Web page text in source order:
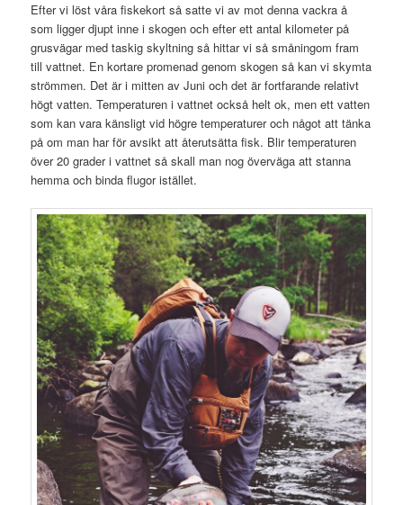
Efter vi löst våra fiskekort så satte vi av mot denna vackra å
som ligger djupt inne i skogen och efter ett antal kilometer på
grusvägar med taskig skyltning så hittar vi så småningom fram
till vattnet. En kortare promenad genom skogen så kan vi skymta
strömmen. Det är i mitten av Juni och det är fortfarande relativt
högt vatten. Temperaturen i vattnet också helt ok, men ett vatten
som kan vara känsligt vid högre temperaturer och något att tänka
på om man har för avsikt att återutsätta fisk. Blir temperaturen
över 20 grader i vattnet så skall man nog överväga att stanna
hemma och binda flugor istället.